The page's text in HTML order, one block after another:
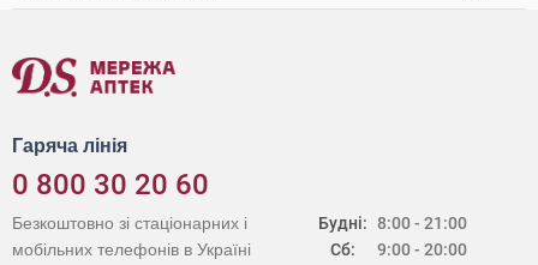
Гаряча лінія
0 800 30 20 60
Будні:
Сб:
8:00 - 21:00
9:00 - 20:00
Безкоштовно зі стаціонарних і
мобільних телефонів в Україні